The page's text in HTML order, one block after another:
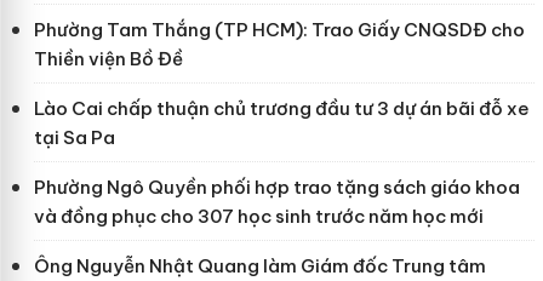
Phường Tam Thắng (TP HCM): Trao Giấy CNQSDĐ cho
Thiền viện Bồ Đề
Lào Cai chấp thuận chủ trương đầu tư 3 dự án bãi đỗ xe
tại Sa Pa
Phường Ngô Quyền phối hợp trao tặng sách giáo khoa
và đồng phục cho 307 học sinh trước năm học mới
Ông Nguyễn Nhật Quang làm Giám đốc Trung tâm